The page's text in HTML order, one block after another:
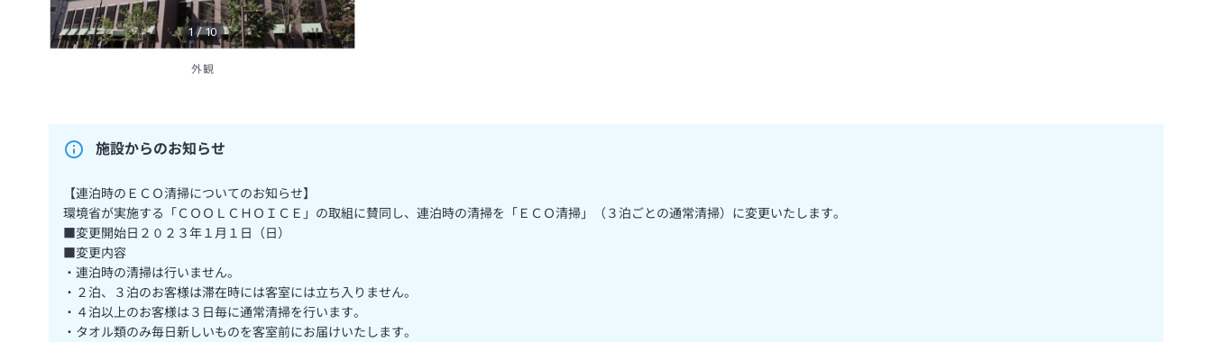
1 /10
外観
施設からのお知らせ
【連泊時のＥＣＯ清掃についてのお知らせ】
環境省が実施する「ＣＯＯＬＣＨＯＩＣＥ」の取組に賛同し、連泊時の清掃を「ＥＣＯ清掃」（３泊ごとの通常清掃）に変更いたします。
■変更開始日２０２３年１月１日（日）
■変更内容
・連泊時の清掃は行いません。
・２泊、３泊のお客様は滞在時には客室には立ち入りません。
・４泊以上のお客様は３日毎に通常清掃を行います。
・タオル類のみ毎日新しいものを客室前にお届けいたします。